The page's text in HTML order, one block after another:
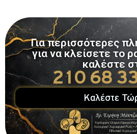
Για περισσότερες
για να κλείσετε το
καλέστε
210 68
Καλέστε